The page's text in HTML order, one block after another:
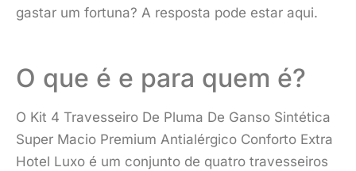
gastar um fortuna? A resposta pode estar aqui.
O que é e para quem é?
O Kit 4 Travesseiro De Pluma De Ganso Sintética
Super Macio Premium Antialérgico Conforto Extra
Hotel Luxo é um conjunto de quatro travesseiros